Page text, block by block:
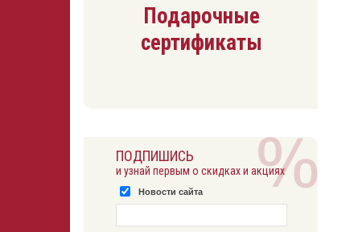
Подарочные
сертификаты
ПОДПИШИСЬ
и узнай первым о скидках и акциях
Новости сайта